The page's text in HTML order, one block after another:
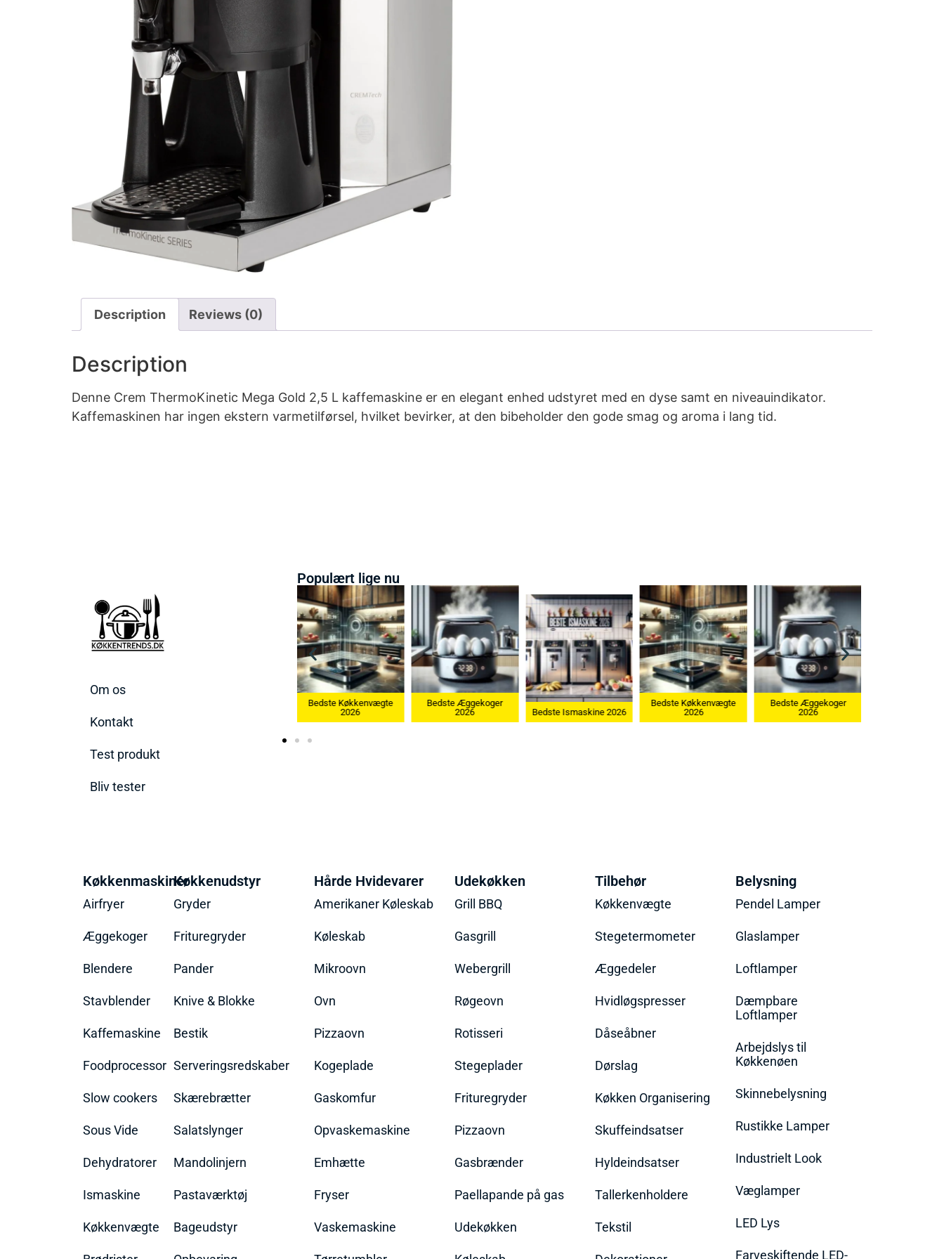
Description Reviews (0)
Description
Denne Crem ThermoKinetic Mega Gold 2,5 L kaffemaskine er en elegant enhed udstyret med en dyse samt en niveauindikator.
Kaffemaskinen har ingen ekstern varmetilførsel, hvilket bevirker, at den bibeholder den gode smag og aroma i lang tid.
Om os
Kontakt
Test produkt
Bliv tester
Populært lige nu
Bedste Æggekoger
Bedste Ismaskine 2026
Bedste Køkkenvægte
2026
Bedste Æggekoger
Bedste Ismaskine 2026
Køkkenmaskiner
Airfryer
Æggekoger
Blendere
Stavblender
Kaffemaskine
Foodprocessor
Slow cookers
Sous Vide
Dehydratorer
Ismaskine
Køkkenvægte
Køkkenudstyr
Gryder
Frituregryder
Pander
Knive & Blokke
Bestik
Serveringsredskaber
Skærebrætter
Salatslynger
Mandolinjern
Pastaværktøj
Bageudstyr
Hårde Hvidevarer
Amerikaner Køleskab
Køleskab
Mikroovn
Ovn
Pizzaovn
Kogeplade
Gaskomfur
Opvaskemaskine
Emhætte
Fryser
Vaskemaskine
Udekøkken
Grill BBQ
Gasgrill
Webergrill
Røgeovn
Rotisseri
Stegeplader
Frituregryder
Pizzaovn
Gasbrænder
Paellapande på gas
Udekøkken
Tilbehør
Køkkenvægte
Stegetermometer
Æggedeler
Hvidløgspresser
Dåseåbner
Dørslag
Køkken Organisering
Skuffeindsatser
Hyldeindsatser
Tallerkenholdere
Tekstil
Belysning
Pendel Lamper
Glaslamper
Loftlamper
Dæmpbare
Loftlamper
Arbejdslys til
Køkkenøen
Skinnebelysning
Rustikke Lamper
Industrielt Look
Væglamper
LED Lys
Farveskiftende LED-